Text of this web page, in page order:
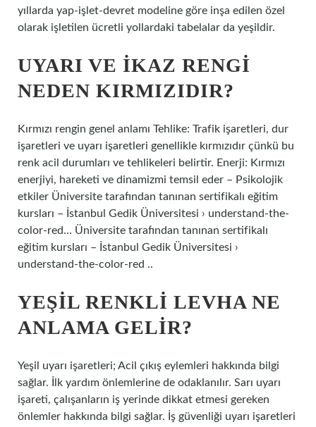
yıllarda yap-işlet-devret modeline göre inşa edilen özel
olarak işletilen ücretli yollardaki tabelalar da yeşildir.
UYARI VE IKAZ RENGI
NEDEN KIRMIZIDIR?
Kırmızı rengin genel anlamı Tehlike: Trafik işaretleri, dur
işaretleri ve uyarı işaretleri genellikle kırmızıdır çünkü bu
renk acil durumları ve tehlikeleri belirtir. Enerji: Kırmızı
enerjiyi, hareketi ve dinamizmi temsil eder – Psikolojik
etkiler Üniversite tarafından tanınan sertifikalı eğitim
kursları – İstanbul Gedik Üniversitesi › understand-the-
color-red… Üniversite tarafından tanınan sertifikalı
eğitim kursları – İstanbul Gedik Üniversitesi ›
understand-the-color-red ..
YEŞIL RENKLI LEVHA NE
ANLAMA GELIR?
Yeşil uyarı işaretleri; Acil çıkış eylemleri hakkında bilgi
sağlar. İlk yardım önlemlerine de odaklanılır. Sarı uyarı
işareti, çalışanların iş yerinde dikkat etmesi gereken
önlemler hakkında bilgi sağlar. İş güvenliği uyarı işaretleri